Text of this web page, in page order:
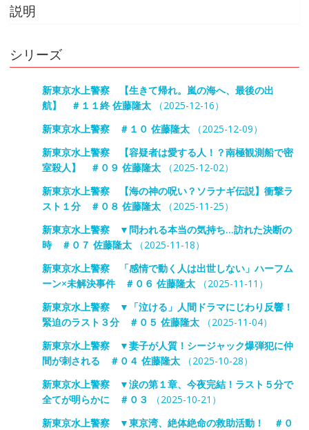
説明
シリーズ
新東京水上警察 【生きて帰れ。嵐の海へ、最後の出
航】 ＃１１終 佐藤隆太（2025-12-16）
新東京水上警察 ＃１０ 佐藤隆太（2025-12-09）
新東京水上警察 【容疑者は愛する人！？南極観測船で密
室殺人】 ＃０９ 佐藤隆太（2025-12-02）
新東京水上警察 【海の神の呪い？ソラナギ伝説】衝撃ラ
スト１分 ＃０８ 佐藤隆太（2025-11-25）
新東京水上警察 ▼問われる本当の気持ち…訪れた決断の
時 ＃０７ 佐藤隆太（2025-11-18）
新東京水上警察 「感情で動く人は出世しない」ハーフム
ーン×未解決事件 ＃０６ 佐藤隆太（2025-11-11）
新東京水上警察 ▼「泣ける」人間ドラマにじわり反響！
緊迫のラスト３分 ＃０５ 佐藤隆太（2025-11-04）
新東京水上警察 ▼妻子が人質！シージャック爆弾犯に仲
間が刺される ＃０４ 佐藤隆太（2025-10-28）
新東京水上警察 ▼涙の第１章、今夜完結！ラスト５分で
全てが明らかに ＃０３
（2025-10-21）
新東京水上警察 ▼東京湾、絶体絶命の救助活動！ ＃０